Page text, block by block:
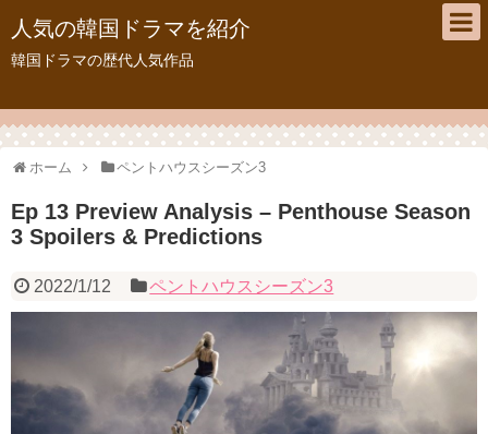
人気の韓国ドラマを紹介
韓国ドラマの歴代人気作品
ホーム ペントハウスシーズン3
Ep 13 Preview Analysis – Penthouse Season
3 Spoilers & Predictions
2022/1/12 ペントハウスシーズン3